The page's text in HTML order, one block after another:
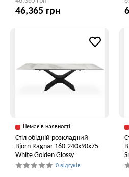
46,365 грн
Немає в наявності
Стіл обідній розкладний
Bjorn Ragnar 160-240х90х75
White Golden Glossy
0 відгуків